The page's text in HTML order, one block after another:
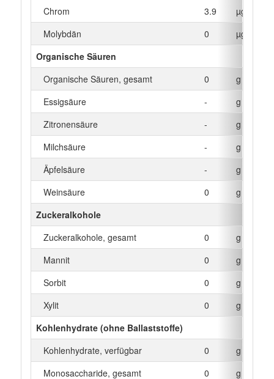
Chrom 3.9
µg
Molybdän
0
µg
Organische Säuren
Organische Säuren, gesamt
0
g
Essigsäure
-
g
Zitronensäure
-
g
Milchsäure
-
g
Äpfelsäure
-
g
Weinsäure
0
g
Zuckeralkohole
Zuckeralkohole, gesamt
0
g
Mannit
0
g
Sorbit
0
g
Xylit
0
g
Kohlenhydrate (ohne Ballaststoffe)
Kohlenhydrate, verfügbar
0
g
Monosaccharide, gesamt
0
g